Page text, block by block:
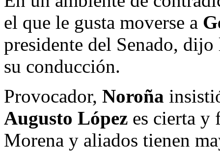
el que le gusta moverse a
presidente del Senado,
su conducción.
Provocador, Noroña
Augusto López es cierta y
Morena y aliados tienen